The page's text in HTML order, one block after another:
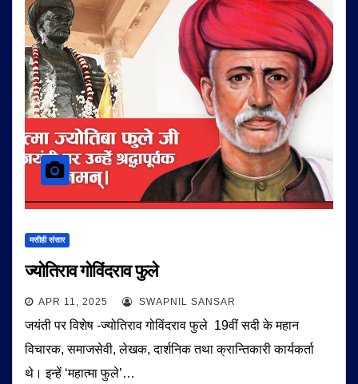
मसीही संसार
ज्योतिराव गोविंदराव फुले
APR 11, 2025 SWAPNIL SANSAR
जयंती पर विशेष -ज्योतिराव गोविंदराव फुले 19वीं सदी के महान
विचारक, समाजसेवी, लेखक, दार्शनिक तथा क्रान्तिकारी कार्यकर्ता
थे। इन्हें ‘महात्मा फुले’…